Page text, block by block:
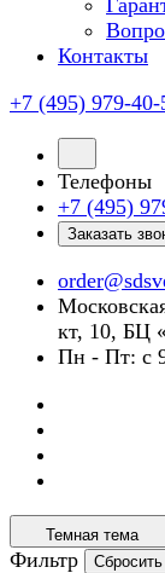
Контакты
+7 (495) 979-40-
Телефоны
+7 (495)
Заказать
кт, 10, БЦ
Пн - Пт: с
Темная тема
Фильтр